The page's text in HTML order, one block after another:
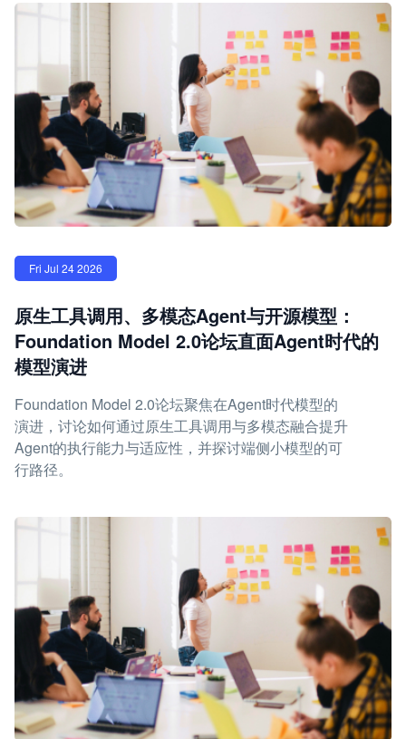
Fri Jul 24 2026
原生工具调用、多模态Agent与开源模型：
Foundation Model 2.0论坛直面Agent时代的
模型演进
Foundation Model 2.0论坛聚焦在Agent时代模型的
演进，讨论如何通过原生工具调用与多模态融合提升
Agent的执行能力与适应性，并探讨端侧小模型的可
行路径。